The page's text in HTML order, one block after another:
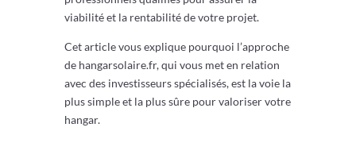
viabilité et la rentabilité de votre projet.
Cet article vous explique pourquoi l’approche
de hangarsolaire.fr, qui vous met en relation
avec des investisseurs spécialisés, est la voie la
plus simple et la plus sûre pour valoriser votre
hangar.